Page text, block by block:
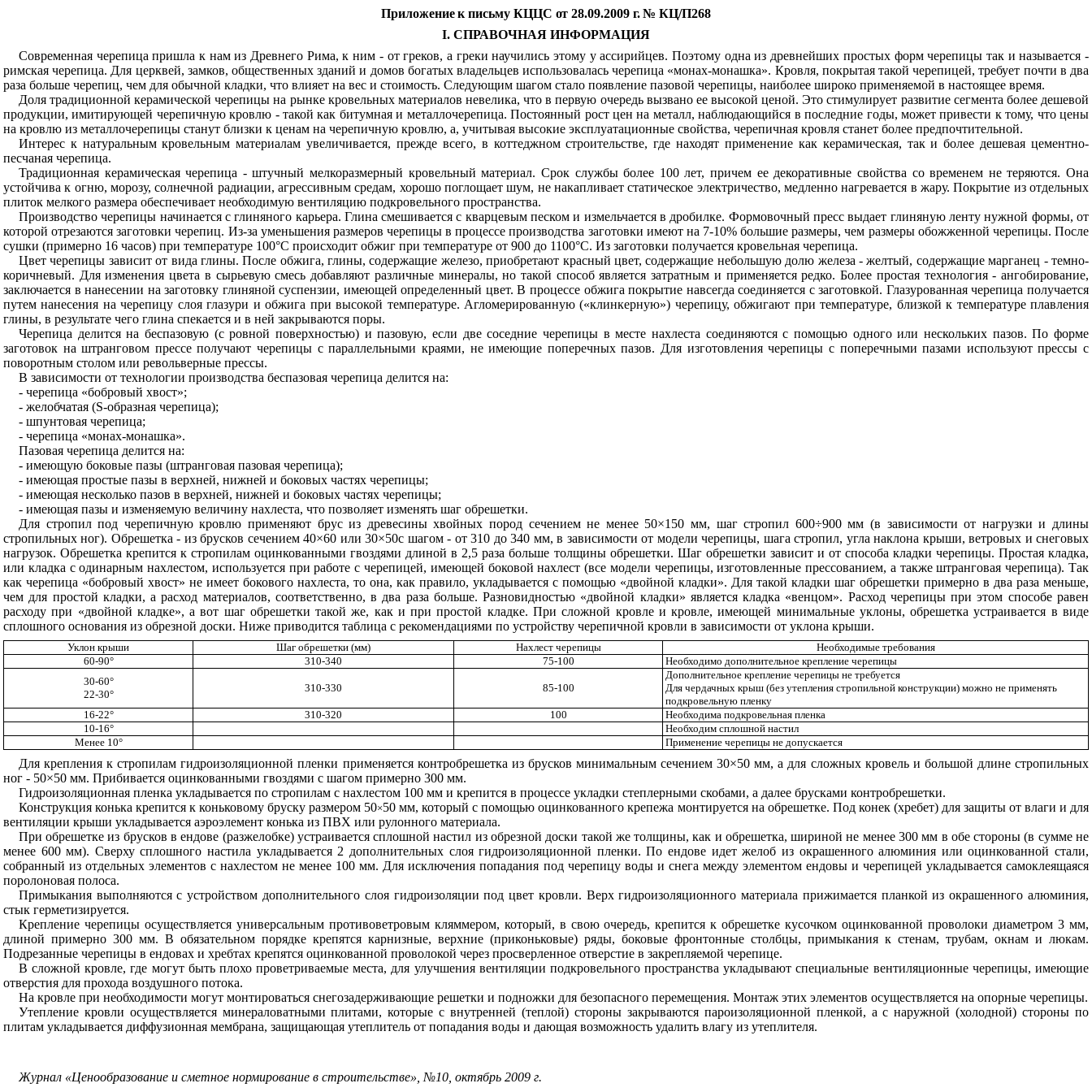
Приложение к письму КЦЦС от 28.09.2009 г. № КЦ/П268
I. СПРАВОЧНАЯ ИНФОРМАЦИЯ
Современная черепица пришла к нам из Древнего Рима, к ним - от греков, а греки научились этому у ассирийцев. Поэтому одна из древнейших простых форм черепицы так и называется -
римская черепица. Для церквей, замков, общественных зданий и домов богатых владельцев использовалась черепица «монах-монашка». Кровля, покрытая такой черепицей, требует почти в два
раза больше черепиц, чем для обычной кладки, что влияет на вес и стоимость. Следующим шагом стало появление пазовой черепицы, наиболее широко применяемой в настоящее время.
Доля традиционной керамической черепицы на рынке кровельных материалов невелика, что в первую очередь вызвано ее высокой ценой. Это стимулирует развитие сегмента более дешевой
продукции, имитирующей черепичную кровлю - такой как битумная и металлочерепица. Постоянный рост цен на металл, наблюдающийся в последние годы, может привести к тому, что цены
на кровлю из металлочерепицы станут близки к ценам на черепичную кровлю, а, учитывая высокие эксплуатационные свойства, черепичная кровля станет более предпочтительной.
Интерес к натуральным кровельным материалам увеличивается, прежде всего, в коттеджномстроительстве, где находят применение как керамическая, так и более дешевая цементно-
песчаная черепица.
Традиционная керамическая черепица - штучный мелкоразмерный кровельный материал. Срок службы более 100 лет, причем ее декоративные свойства со временем не теряются. Она
устойчива к огню, морозу, солнечной радиации, агрессивным средам, хорошо поглощает шум, не накапливает статическое электричество, медленно нагревается в жару. Покрытие из отдельных
плиток мелкого размера обеспечивает необходимую вентиляцию подкровельного пространства.
Производство черепицы начинается с глиняного карьера. Глина смешивается с кварцевым песком и измельчается в дробилке. Формовочный пресс выдает глиняную ленту нужной формы, от
которой отрезаются заготовки черепиц. Из-за уменьшения размеров черепицы в процессе производства заготовки имеют на 7-10% большие размеры, чем размеры обожженной черепицы. После
сушки (примерно 16 часов) при температуре 100°С происходит обжиг при температуре от 900 до 1100°С. Из заготовки получается кровельная черепица.
Цвет черепицы зависит от вида глины. После обжига, глины, содержащие железо, приобретают красный цвет, содержащие небольшую долю железа - желтый, содержащие марганец - темно-
коричневый. Для изменения цвета в сырьевую смесь добавляют различные минералы, но такой способ является затратным и применяется редко. Более простая технология - ангобирование,
заключается в нанесении на заготовку глиняной суспензии, имеющей определенный цвет. В процессе обжига покрытие навсегда соединяется с заготовкой. Глазурованная черепица получается
путем нанесения на черепицу слоя глазури и обжига при высокой температуре. Агломерированную («клинкерную») черепицу, обжигают при температуре, близкой к температуре плавления
глины, в результате чего глина спекается и в ней закрываются поры.
Черепица делится на беспазовую (с ровной поверхностью) и пазовую, если две соседние черепицы в месте нахлеста соединяются с помощью одного или нескольких пазов. По форме
заготовок на штранговом прессе получают черепицы с параллельными краями, не имеющие поперечных пазов. Для изготовления черепицы с поперечными пазами используют прессы с
поворотным столом или револьверные прессы.
В зависимости от технологии производства беспазовая черепица делится на:
- черепица «бобровый хвост»;
- желобчатая (S-образная черепица);
- шпунтовая черепица;
- черепица «монах-монашка».
Пазовая черепица делится на:
- имеющую боковые пазы (штранговая пазовая черепица);
- имеющая простые пазы в верхней, нижней и боковых частях черепицы;
- имеющая несколько пазов в верхней, нижней и боковых частях черепицы;
- имеющая пазы и изменяемую величину нахлеста, что позволяет изменять шаг обрешетки.
Для стропил под черепичную кровлю применяют брус из древесины хвойных пород сечением не менее 50×150 мм, шаг стропил 600÷900 мм (в зависимости от нагрузки и длины
стропильных ног). Обрешетка - из брусков сечением 40×60 или 30×50с шагом - от 310 до 340 мм, в зависимости от модели черепицы, шага стропил, угла наклона крыши, ветровых и снеговых
нагрузок. Обрешетка крепится к стропилам оцинкованными гвоздями длиной в 2,5 раза больше толщины обрешетки. Шаг обрешетки зависит и от способа кладки черепицы. Простая кладка,
или кладка с одинарным нахлестом, используется при работе с черепицей, имеющей боковой нахлест (все модели черепицы, изготовленные прессованием, а также штранговая черепица). Так
как черепица «бобровый хвост» не имеет бокового нахлеста, то она, как правило, укладывается с помощью «двойной кладки». Для такой кладки шаг обрешетки примерно в два раза меньше,
чем для простой кладки, а расход материалов, соответственно, в два раза больше. Разновидностью «двойной кладки» является кладка «венцом». Расход черепицы при этом способе равен
расходу при «двойной кладке», а вот шаг обрешетки такой же, как и при простой кладке. При сложной кровле и кровле, имеющей минимальные уклоны, обрешетка устраивается в виде
сплошного основания из обрезной доски. Ниже приводится таблица с рекомендациями по устройству черепичной кровли в зависимости от уклона крыши.
Уклон крыши Шаг обрешетки (мм) Нахлест черепицы
Необходимые требования
60-90°
310-340 75-100
Необходимо дополнительное крепление черепицы
30-60°
22-30°
310-330 85-100
Дополнительное крепление черепицы не требуется
Для чердачных крыш (без утепления стропильной конструкции) можно не применять
подкровельную пленку
16-22°
310-320 100
Необходима подкровельная пленка
10-16°
Необходим сплошной настил
Менее 10°
Применение черепицы не допускается
Для крепления к стропилам гидроизоляционной пленки применяется контробрешетка из брусков минимальным сечением 30×50 мм, а для сложных кровель и большой длине стропильных
ног - 50×50 мм. Прибивается оцинкованными гвоздями с шагом примерно 300 мм.
Гидроизоляционная пленка укладывается по стропилам с нахлестом 100 мм и крепится в процессе укладки степлерными скобами, а далее брусками контробрешетки.
Конструкция конька крепится к коньковому бруску размером 50×50 мм, который с помощью оцинкованного крепежа монтируется на обрешетке. Под конек (хребет) для защиты от влаги и для
вентиляции крыши укладывается аэроэлемент конька из ПВХ или рулонного материала.
При обрешетке из брусков в ендове (разжелобке) устраивается сплошной настил из обрезной доски такой же толщины, как и обрешетка, шириной не менее 300 мм в обе стороны (в сумме не
менее 600 мм). Сверху сплошного настила укладывается 2 дополнительных слоя гидроизоляционной пленки. По ендове идет желоб из окрашенного алюминия или оцинкованной стали,
собранный из отдельных элементов с нахлестом не менее 100 мм. Для исключения попадания под черепицу воды и снега между элементом ендовы и черепицей укладывается самоклеящаяся
поролоновая полоса.
Примыкания выполняются с устройством дополнительного слоя гидроизоляции под цвет кровли. Верх гидроизоляционного материала прижимается планкой из окрашенного алюминия,
стык герметизируется.
Крепление черепицы осуществляется универсальным противоветровым кляммером, который, в свою очередь, крепится к обрешетке кусочком оцинкованной проволоки диаметром 3 мм,
длиной примерно 300 мм. В обязательном порядке крепятся карнизные, верхние (приконьковые) ряды, боковые фронтонные столбцы, примыкания к стенам, трубам, окнам и люкам.
Подрезанные черепицы в ендовах и хребтах крепятся оцинкованной проволокой через просверленное отверстие в закрепляемой черепице.
В сложной кровле, где могут быть плохо проветриваемые места, для улучшения вентиляции подкровельного пространства укладывают специальные вентиляционные черепицы, имеющие
отверстия для прохода воздушного потока.
На кровле при необходимости могут монтироваться снегозадерживающие решетки и подножки для безопасного перемещения. Монтаж этих элементов осуществляется на опорные черепицы.
Утепление кровли осуществляется минераловатными плитами, которые с внутренней (теплой) стороны закрываются пароизоляционной пленкой, а с наружной (холодной) стороны по
плитам укладывается диффузионная мембрана, защищающая утеплитель от попадания воды и дающая возможность удалить влагу из утеплителя.
Журнал «Ценообразование и сметное нормирование в строительстве», №10, октябрь 2009 г.